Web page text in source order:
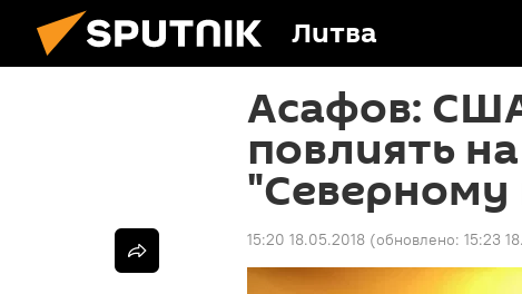
Литва
Асафов:
повлиять
"Северному
15:20 18.05.2018 (обновлено: 15:23